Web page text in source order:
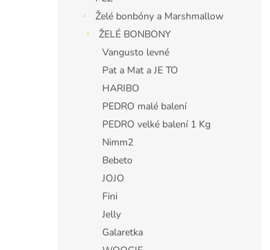
Želé bonbóny a Marshmallow
ŽELÉ BONBONY
Vangusto levné
Pat a Mat a JE TO
HARIBO
PEDRO malé balení
PEDRO velké balení 1 Kg
Nimm2
Bebeto
JOJO
Fini
Jelly
Galaretka